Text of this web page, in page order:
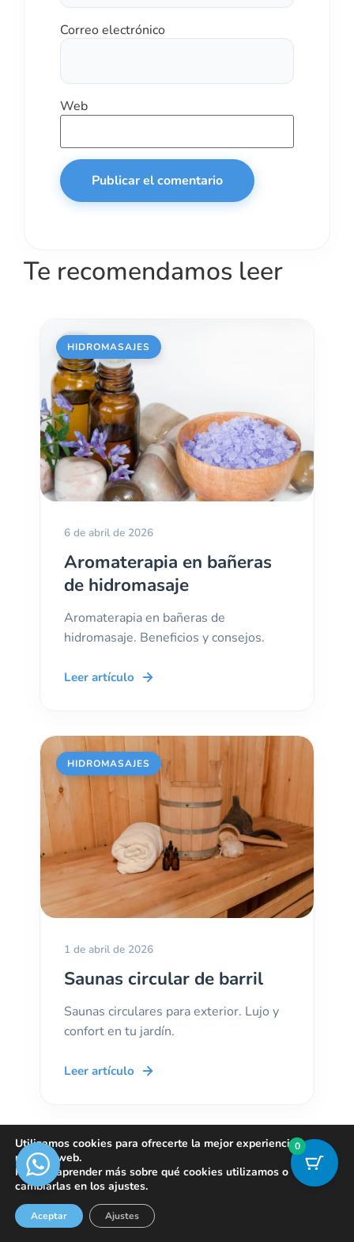
Correo electrónico
Web
Te recomendamos leer
HIDROMASAJES
6 de abril de 2026
Aromaterapia en bañeras
de hidromasaje
Aromaterapia en bañeras de
hidromasaje. Beneficios y consejos.
Leer artículo
HIDROMASAJES
1 de abril de 2026
Saunas circular de barril
Saunas circulares para exterior. Lujo y
confort en tu jardín.
Leer artículo
HIDROMASAJES
Utilizamos cookies para ofrecerte la mejor experiencia en
nuestra web.
Puedes aprender más sobre qué cookies utilizamos o
cambiarlas en los ajustes.
Aceptar Ajustes
0